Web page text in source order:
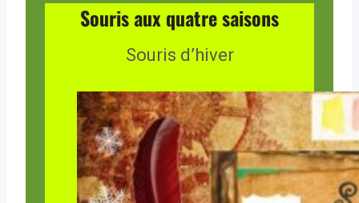
Souris aux quatre saisons
Souris d’hiver